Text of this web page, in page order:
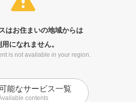
はお住まいの地域からは
用になれません。
is not available in your region.
能なサービス一覧
contents